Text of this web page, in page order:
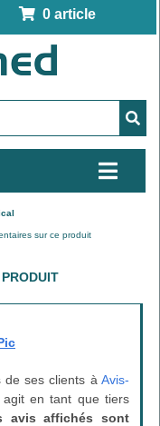
0 article
sur ce produit
de ses clients à Avis-
agit en tant que tiers
avis affichés sont